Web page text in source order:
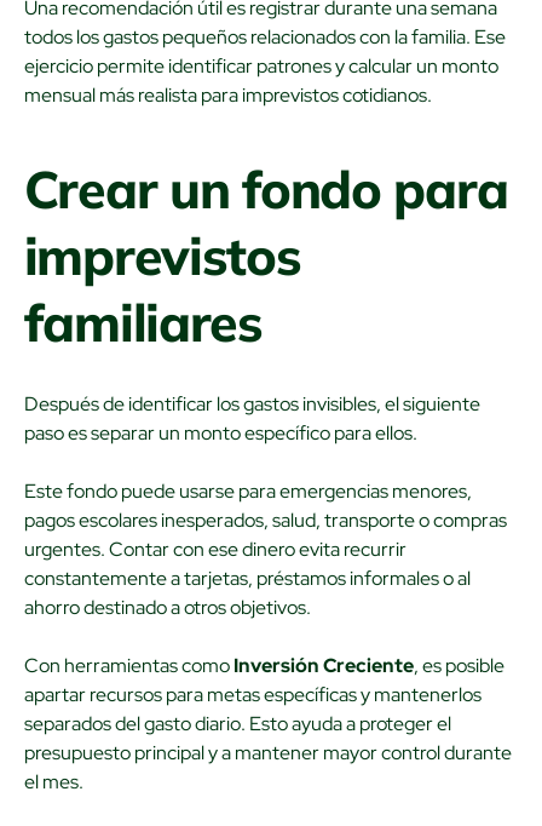
Una recomendación útil es registrar durante una semana
todos los gastos pequeños relacionados con la familia. Ese
ejercicio permite identificar patrones y calcular un monto
mensual más realista para imprevistos cotidianos.
Crear un fondo para
imprevistos
familiares
Después de identificar los gastos invisibles, el siguiente
paso es separar un monto específico para ellos.
Este fondo puede usarse para emergencias menores,
pagos escolares inesperados, salud, transporte o compras
urgentes. Contar con ese dinero evita recurrir
constantemente a tarjetas, préstamos informales o al
ahorro destinado a otros objetivos.
Con herramientas comoInversión Creciente, es posible
apartar recursos para metas específicas y mantenerlos
separados del gasto diario. Esto ayuda a proteger el
presupuesto principal y a mantener mayor control durante
el mes.